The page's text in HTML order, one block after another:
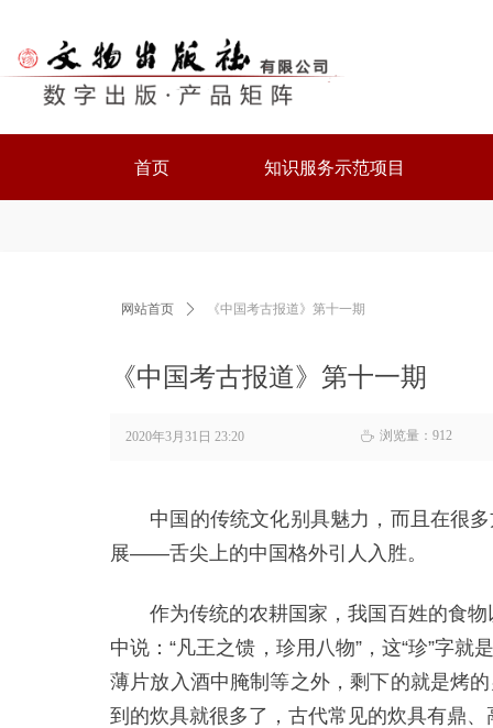
首页 知识服务示范项目
《中国考古报道》第十一期
网站首页 ꄲ 《中国考古报道》第十一期
中国的传统文化别具魅力，而且在很多
展——舌尖上的中国格外引人入胜。
作为传统的农耕国家，我国百姓的食物
中说：“凡王之馈，珍用八物”，这“珍”字
薄片放入酒中腌制等之外，剩下的就是烤
到的炊具就很多了，古代常见的炊具有鼎
2020年3月31日 23:20 ꄘ 浏览量： 912